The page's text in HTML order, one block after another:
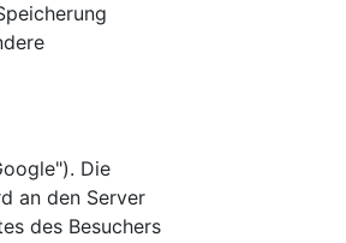
Die
an den Server
des Besuchers